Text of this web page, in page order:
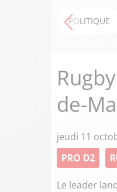
POLITIQUE
de-
jeudi 11
PRO D2
Le leader